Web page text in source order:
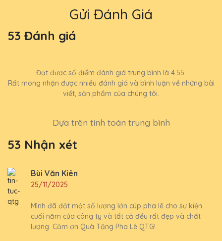
Gửi Đánh Giá
53 Đánh giá
Đạt được số điểm đánh giá trung bình là 4.55.
Rất mong nhận được nhiều đánh giá và bình luận về những bài
viết, sản phẩm của chúng tôi.
Dựa trên tính toán trung bình
53 Nhận xét
Bùi Văn Kiên
25/11/2025
Mình đã đặt một số lượng lớn cúp pha lê cho sự kiện
cuối năm của công ty và tất cả đều rất đẹp và chất
lượng. Cảm ơn Quà Tặng Pha Lê QTG!